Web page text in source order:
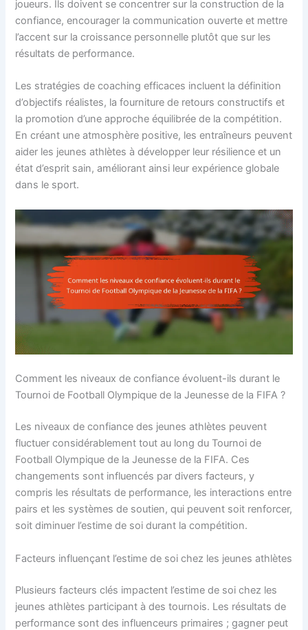
joueurs. Ils doivent se concentrer sur la construction de la
confiance, encourager la communication ouverte et mettre
l’accent sur la croissance personnelle plutôt que sur les
résultats de performance.
Les stratégies de coaching efficaces incluent la définition
d’objectifs réalistes, la fourniture de retours constructifs et
la promotion d’une approche équilibrée de la compétition.
En créant une atmosphère positive, les entraîneurs peuvent
aider les jeunes athlètes à développer leur résilience et un
état d’esprit sain, améliorant ainsi leur expérience globale
dans le sport.
Comment les niveaux de confiance évoluent-ils durant le
Tournoi de Football Olympique de la Jeunesse de la FIFA ?
Les niveaux de confiance des jeunes athlètes peuvent
fluctuer considérablement tout au long du Tournoi de
Football Olympique de la Jeunesse de la FIFA. Ces
changements sont influencés par divers facteurs, y
compris les résultats de performance, les interactions entre
pairs et les systèmes de soutien, qui peuvent soit renforcer,
soit diminuer l’estime de soi durant la compétition.
Facteurs influençant l’estime de soi chez les jeunes athlètes
Plusieurs facteurs clés impactent l’estime de soi chez les
jeunes athlètes participant à des tournois. Les résultats de
performance sont des influenceurs primaires ; gagner peut